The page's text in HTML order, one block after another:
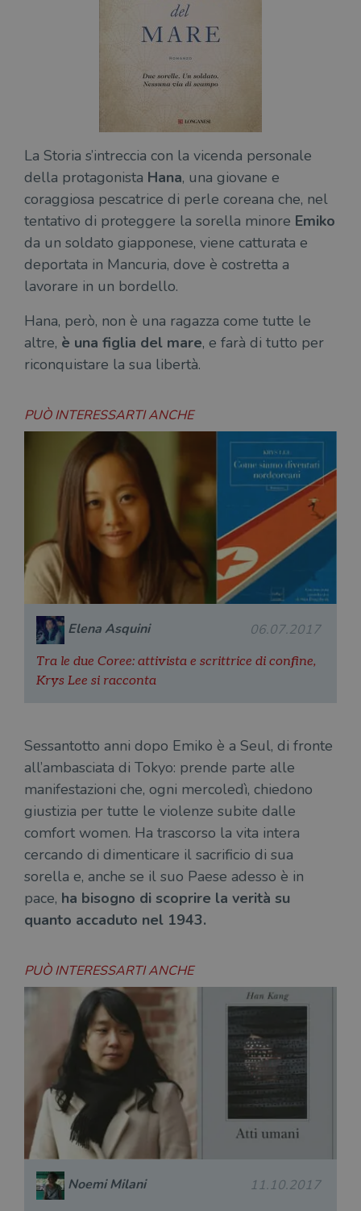
La Storia s’intreccia con la vicenda personale
della protagonista Hana, una giovane e
coraggiosa pescatrice di perle coreana che, nel
tentativo di proteggere la sorella minore Emiko
da un soldato giapponese, viene catturata e
deportata in Mancuria, dove è costretta a
lavorare in un bordello.
Hana, però, non è una ragazza come tutte le
altre, è una figlia del mare, e farà di tutto per
riconquistare la sua libertà.
PUÒ INTERESSARTI ANCHE
Elena Asquini 06.07.2017
Tra le due Coree: attivista e scrittrice di confine,
Krys Lee si racconta
Sessantotto anni dopo Emiko è a Seul, di fronte
all’ambasciata di Tokyo: prende parte alle
manifestazioni che, ogni mercoledì, chiedono
giustizia per tutte le violenze subite dalle
comfort women. Ha trascorso la vita intera
cercando di dimenticare il sacrificio di sua
sorella e, anche se il suo Paese adesso è in
pace, ha bisogno di scoprire la verità su
quanto accaduto nel 1943.
PUÒ INTERESSARTI ANCHE
Noemi Milani 11.10.2017